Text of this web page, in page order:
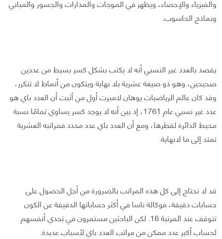
والفيزياء والإحصاء، ويظهر في الموجات والمدارات والجسور والمباني
ونماذج الحاسوب.
يقصد بالعدد غير النسبي أنه لا يكتب بشكل كسر بسيط من عددين
صحيحين، وهو ذو صيغة عشرية بلا نهاية ويتكون من أنماط لا تتكرر،
وقد كان عالم الرياضيات يوهان لامبرت أول من أثبت أن العدد باي هو
عدد غير نسبي عام 1761، إذ بين أنه لا يوجد كسر يساوي تمامًا نسبة
محيط الدائرة لقطرها، ومع أن العدد باي عدد محدد فمراتبه العشرية
تمتد إلى ما لانهاية.
قد لا نحتاج إلى كل هذه المراتب بالضرورة من أجل الحصول على
حسابات دقيقة، فوكالة ناسا في أكثر حساباتها الدقيقة عن الكون
تتوقف عند المرتبة 16. لكن الباحثين مستمرون في تحدي أنفسهم
لحساب أكبر عدد ممكن من مراتب العدد باي لأسباب عديدة.